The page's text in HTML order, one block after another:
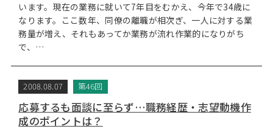
います。現在の業務に就いて7年目をむかえ、今年で34歳に
なります。ここ数年、同僚の離職が相次ぎ、一人に対する業
務量が増え、それもあってか業務が流れ作業的になりがち
で、…
2008.08.07 第46回
応募するも面談に至らず…職務経歴・志望動機作
成のポイントは？